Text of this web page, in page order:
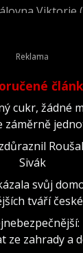
Viktorie
cukr, žádné
záměrně
Sivák
svůj
tváří
ze zahrady a